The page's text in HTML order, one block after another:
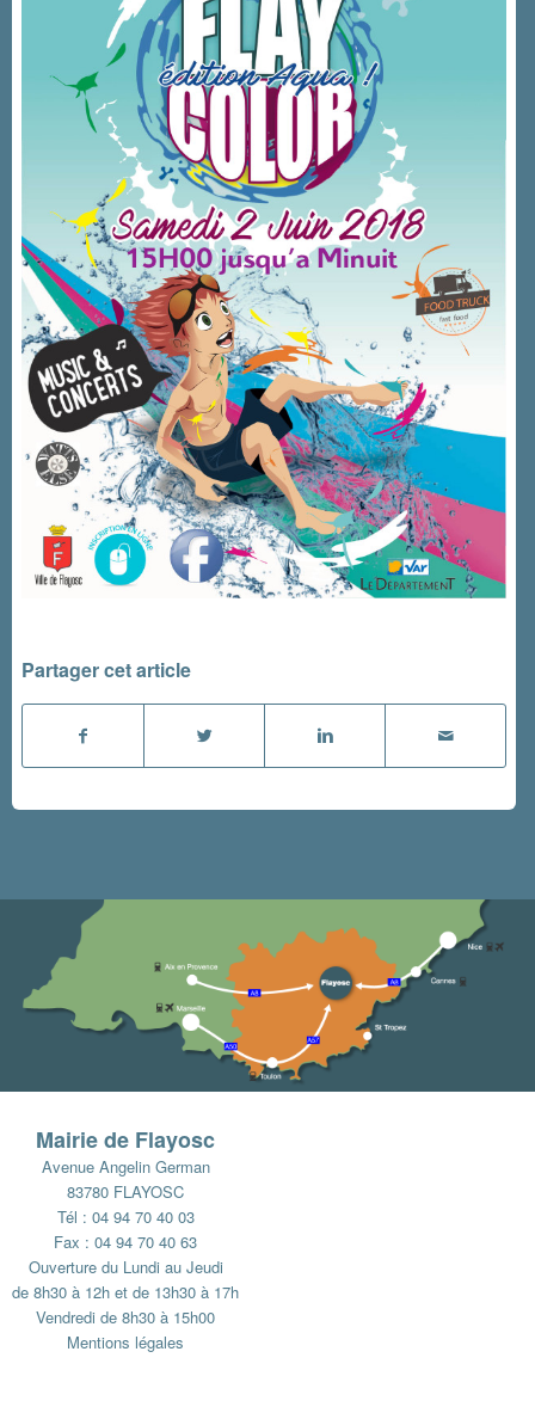
Partager cet article
Mairie de Flayosc
Avenue Angelin German
83780 FLAYOSC
Tél : 04 94 70 40 03
Fax : 04 94 70 40 63
Ouverture du Lundi au Jeudi
de 8h30 à 12h et de 13h30 à 17h
Vendredi de 8h30 à 15h00
Mentions légales